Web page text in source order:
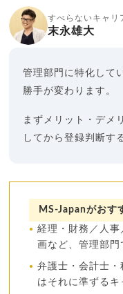
すべらないキャリ
末永雄大
管理部門に特化して
勝手が変わります。
まずメリット・デメ
してから登録判断す
MS-Japanがおす
経理・財務／人事
画など、管理部門
弁護士・会計士・
はそれに準ずるキ